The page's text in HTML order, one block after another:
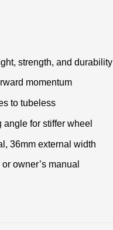
strength, and durability
momentum
to tubeless
for stiffer wheel
36mm external width
owner’s manual